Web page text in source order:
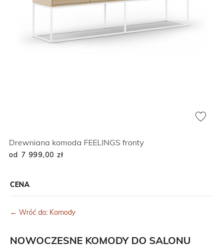
CENA
← Wróć do: Komody
NOWOCZESNE KOMODY DO SALONU
Drewniana komoda FEELINGS fronty
od 7 999,00 zł